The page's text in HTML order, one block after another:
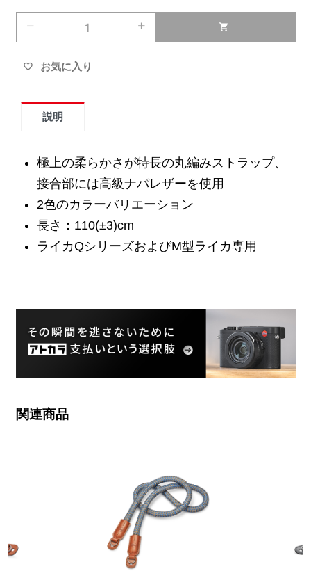
remove add shopping_cart
favorite_border お気に入り
説明
極上の柔らかさが特長の丸編みストラップ、
接合部には高級ナパレザーを使用
2色のカラーバリエーション
長さ：110(±3)cm
ライカQシリーズおよびM型ライカ専用
関連商品